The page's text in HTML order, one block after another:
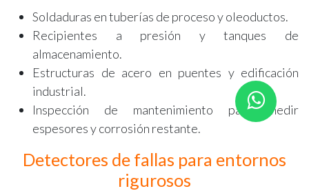
Soldaduras en tuberías de proceso y oleoductos.
Recipientes a presión y tanques de
almacenamiento.
Estructuras de acero en puentes y edificación
industrial.
Inspección de mantenimiento para medir
espesores y corrosión restante.
Detectores de fallas para entornos
rigurosos